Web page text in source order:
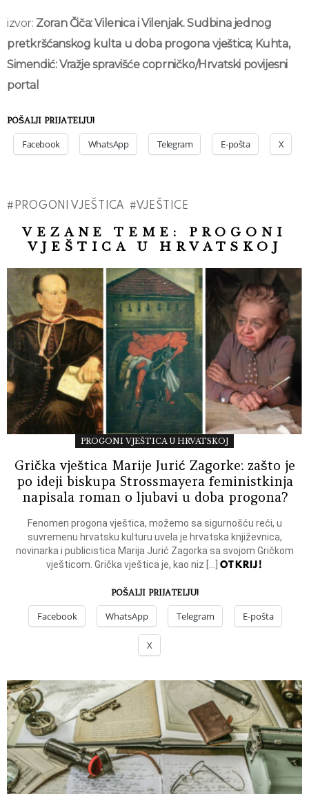
izvor: Zoran Čiča: Vilenica i Vilenjak. Sudbina jednog
pretkršćanskog kulta u doba progona vještica; Kuhta,
Simendić: Vražje spravišće coprničko/Hrvatski povijesni
portal
POŠALJI PRIJATELJU!
Facebook WhatsApp Telegram E-pošta X
PROGONI VJEŠTICA VJEŠTICE
VEZANE TEME: PROGONI
VJEŠTICA U HRVATSKOJ
PROGONI VJEŠTICA U HRVATSKOJ
Grička vještica Marije Jurić Zagorke: zašto je
po ideji biskupa Strossmayera feministkinja
napisala roman o ljubavi u doba progona?
Fenomen progona vještica, možemo sa sigurnošću reći, u
suvremenu hrvatsku kulturu uvela je hrvatska književnica,
novinarka i publicistica Marija Jurić Zagorka sa svojom Gričkom
vješticom. Grička vještica je, kao niz […] OTKRIJ!
POŠALJI PRIJATELJU!
Facebook WhatsApp Telegram E-pošta
X